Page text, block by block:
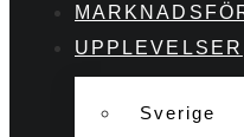
UPPLEVELSER
Sverige